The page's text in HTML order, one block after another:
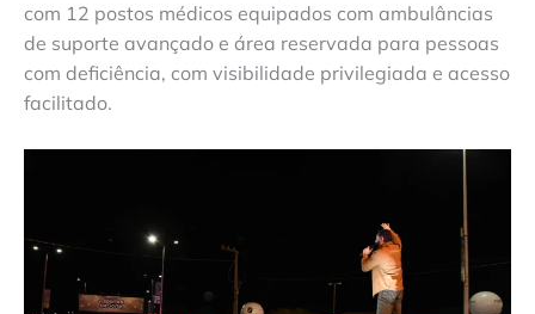
com 12 postos médicos equipados com ambulâncias
de suporte avançado e área reservada para pessoas
com deficiência, com visibilidade privilegiada e acesso
facilitado.